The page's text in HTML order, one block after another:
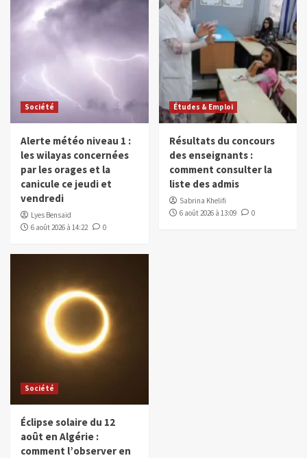
Société
Alerte météo niveau 1 :
les wilayas concernées
par les orages et la
canicule ce jeudi et
vendredi
Lyes Bensaïd
6 août 2026 à 14:22
0
Études & Emploi
Résultats du concours
des enseignants :
comment consulter la
liste des admis
Sabrina Khelifi
6 août 2026 à 13:09
0
Société
Éclipse solaire du 12
août en Algérie :
comment l’observer en